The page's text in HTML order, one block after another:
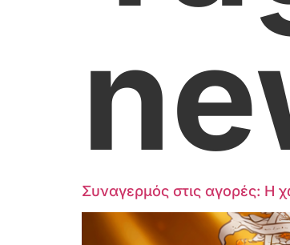
Συναγερμός στις αγορές: Η